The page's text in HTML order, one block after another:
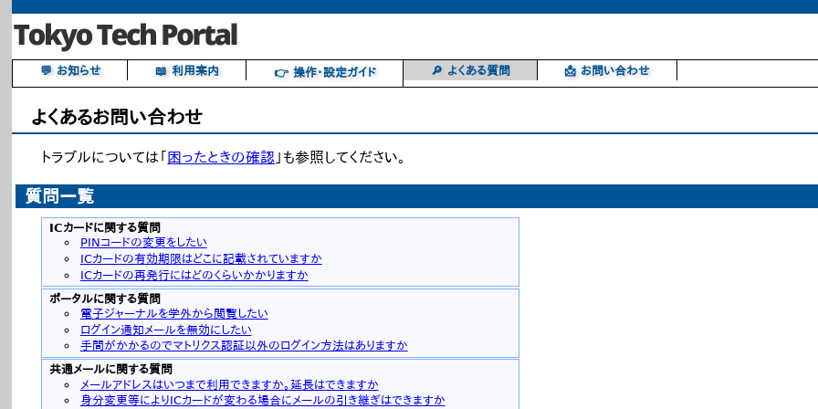
💬 お知らせ 📖 利用案内 👉 操作・設定ガイド 🔎 よくある質問 📩 お問い合わせ
よくあるお問い合わせ
トラブルについては「 困ったときの確認 」も参照してください。
質問一覧
ICカードに関する質問
PINコードの変更をしたい
ICカードの有効期限はどこに記載されていますか
ICカードの再発行にはどのくらいかかりますか
ポータルに関する質問
電子ジャーナルを学外から閲覧したい
ログイン通知メールを無効にしたい
手間がかかるのでマトリクス認証以外のログイン方法はありますか
共通メールに関する質問
メールアドレスはいつまで利用できますか。延長はできますか
身分変更等によりICカードが変わる場合にメールの引き継ぎはできますか